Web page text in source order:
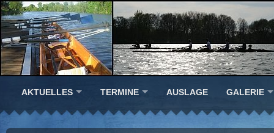
AKTUELLES TERMINE AUSLAGE GALERIE